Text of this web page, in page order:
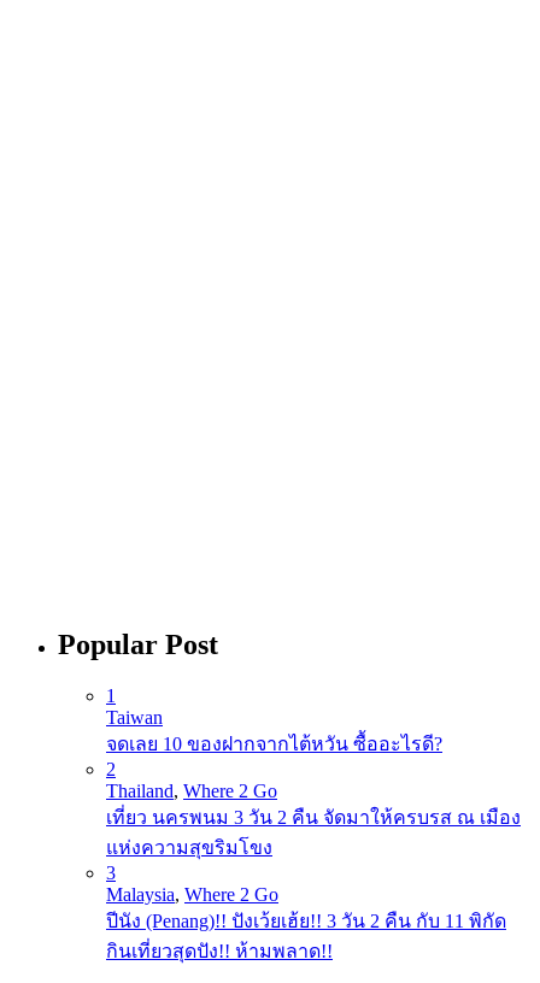
Popular Post
1
Taiwan
จดเลย 10 ของฝากจากไต้หวัน ซื้ออะไรดี?
2
Thailand, Where 2 Go
เที่ยว นครพนม 3 วัน 2 คืน จัดมาให้ครบรส ณ เมือง
แห่งความสุขริมโขง
3
Malaysia, Where 2 Go
ปีนัง (Penang)!! ปังเว้ยเฮ้ย!! 3 วัน 2 คืน กับ 11 พิกัด
กินเที่ยวสุดปัง!! ห้ามพลาด!!